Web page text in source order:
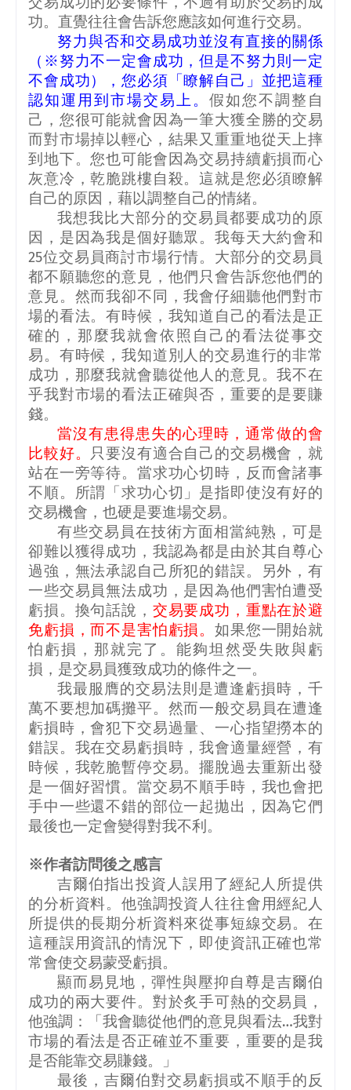
功。直覺往往會告訴您應該如何進行交易。
努力與否和交易成功並沒有直接的關係
（※努力不一定會成功，但是不努力則一定
不會成功），您必須「瞭解自己」並把這種
認知運用到市場交易上。 假如您不調整自
己，您很可能就會因為一筆大獲全勝的交易
而對市場掉以輕心，結果又重重地從天上摔
到地下。您也可能會因為交易持續虧損而心
灰意冷，乾脆跳樓自殺。這就是您必須瞭解
自己的原因，藉以調整自己的情緒。
我想我比大部分的交易員都要成功的原
因，是因為我是個好聽眾。我每天大約會和
25位交易員商討市場行情。大部分的交易員
都不願聽您的意見，他們只會告訴您他們的
意見。然而我卻不同，我會仔細聽他們對市
場的看法。有時候，我知道自己的看法是正
確的，那麼我就會依照自己的看法從事交
易。有時候，我知道別人的交易進行的非常
成功，那麼我就會聽從他人的意見。我不在
乎我對市場的看法正確與否，重要的是要賺
錢。
當沒有患得患失的心理時，通常做的會
比較好。 只要沒有適合自己的交易機會，就
站在一旁等待。當求功心切時，反而會諸事
不順。所謂「求功心切」是指即使沒有好的
交易機會，也硬是要進場交易。
有些交易員在技術方面相當純熟，可是
卻難以獲得成功，我認為都是由於其自尊心
過強，無法承認自己所犯的錯誤。另外，有
一些交易員無法成功，是因為他們害怕遭受
虧損。換句話說， 交易要成功，重點在於避
免虧損，而不是害怕虧損。 如果您一開始就
怕虧損，那就完了。能夠坦然受失敗與虧
損，是交易員獲致成功的條件之一。
我最服膺的交易法則是遭逢虧損時，千
萬不要想加碼攤平。然而一般交易員在遭逢
虧損時，會犯下交易過量、一心指望撈本的
錯誤。我在交易虧損時，我會適量經營，有
時候，我乾脆暫停交易。擺脫過去重新出發
是一個好習慣。當交易不順手時，我也會把
手中一些還不錯的部位一起拋出，因為它們
最後也一定會變得對我不利。
※作者訪問後之感言
吉爾伯指出投資人誤用了經紀人所提供
的分析資料。他強調投資人往往會用經紀人
所提供的長期分析資料來從事短線交易。在
這種誤用資訊的情況下，即使資訊正確也常
常會使交易蒙受虧損。
顯而易見地，彈性與壓抑自尊是吉爾伯
成功的兩大要件。對於炙手可熱的交易員，
他強調：「我會聽從他們的意見與看法…我對
市場的看法是否正確並不重要，重要的是我
是否能靠交易賺錢。」
最後，吉爾伯對交易虧損或不順手的反